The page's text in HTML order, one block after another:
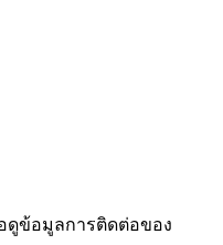
ดูข้อมูลการติดต่อของ